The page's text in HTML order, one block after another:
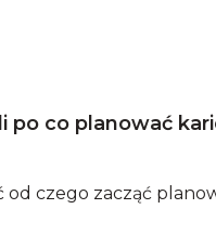
po co planować
czego zacząć